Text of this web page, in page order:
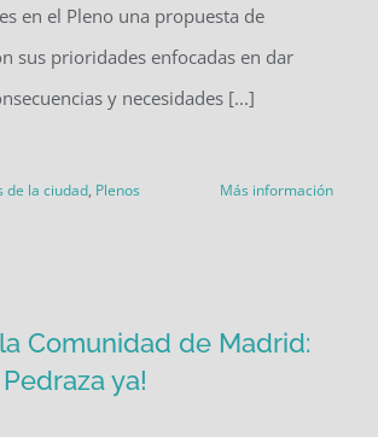
en el Pleno una propuesta de
sus prioridades enfocadas en dar
y necesidades [...]
de la ciudad, Plenos
Más información
Comunidad de Madrid:
ya!